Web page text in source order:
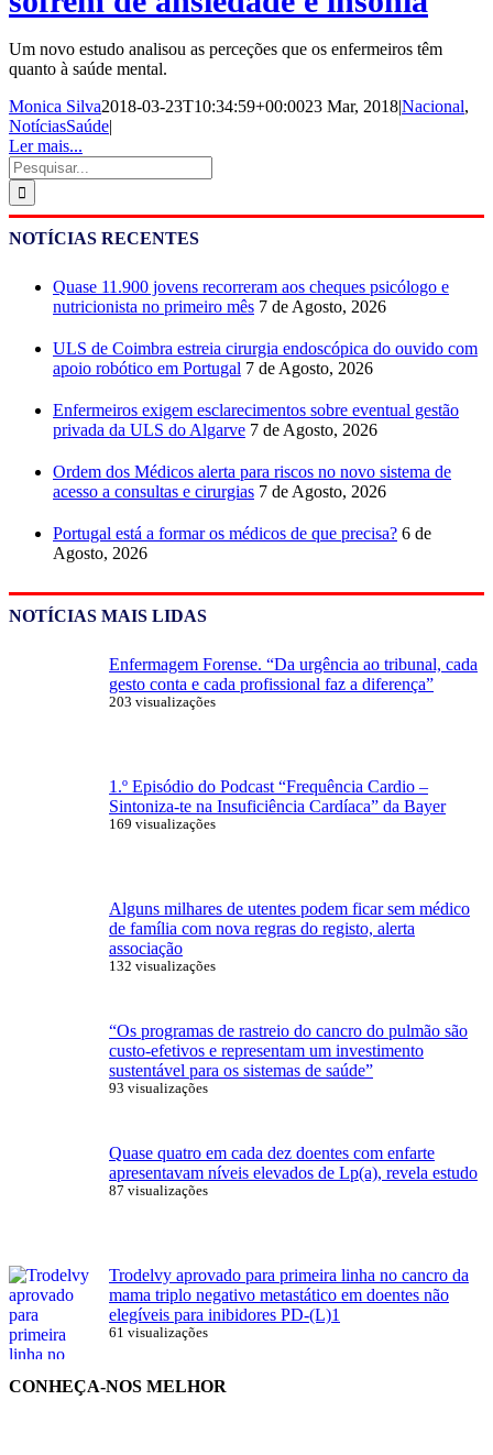
Um novo estudo analisou as perceções que os enfermeiros têm
quanto à saúde mental.
Monica Silva2018-03-23T10:34:59+00:0023 Mar, 2018|Nacional,
NotíciasSaúde|
Ler mais...
Pesquisar
NOTÍCIAS RECENTES
Quase 11.900 jovens recorreram aos cheques psicólogo e
nutricionista no primeiro mês 7 de Agosto, 2026
ULS de Coimbra estreia cirurgia endoscópica do ouvido com
apoio robótico em Portugal 7 de Agosto, 2026
Enfermeiros exigem esclarecimentos sobre eventual gestão
privada da ULS do Algarve 7 de Agosto, 2026
Ordem dos Médicos alerta para riscos no novo sistema de
acesso a consultas e cirurgias 7 de Agosto, 2026
Portugal está a formar os médicos de que precisa? 6 de
Agosto, 2026
NOTÍCIAS MAIS LIDAS
Enfermagem Forense. “Da urgência ao tribunal, cada
gesto conta e cada profissional faz a diferença”
203 visualizações
1.º Episódio do Podcast “Frequência Cardio –
Sintoniza-te na Insuficiência Cardíaca” da Bayer
169 visualizações
Alguns milhares de utentes podem ficar sem médico
de família com nova regras do registo, alerta
associação
132 visualizações
“Os programas de rastreio do cancro do pulmão são
custo-efetivos e representam um investimento
sustentável para os sistemas de saúde”
93 visualizações
Quase quatro em cada dez doentes com enfarte
apresentavam níveis elevados de Lp(a), revela estudo
87 visualizações
Trodelvy aprovado para primeira linha no cancro da
mama triplo negativo metastático em doentes não
elegíveis para inibidores PD-(L)1
61 visualizações
CONHEÇA-NOS MELHOR